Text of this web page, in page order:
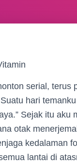
serial, terus
hari
Sejak itu aku
otak
kedalaman
lantai di